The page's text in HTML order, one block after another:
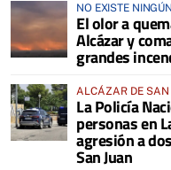
NO EXISTE
COMARCA
El olor a
Alcázar y
grandes
ALCÁZAR DE SAN
La Policía
personas en
agresión a
San Juan